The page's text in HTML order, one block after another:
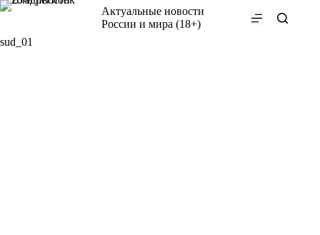
Перейти
Актуальные новости
России и мира (18+)
sud_01